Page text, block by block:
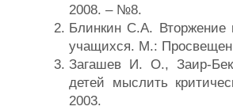
2008. – №8.
Блинкин С.А.
учащихся. М.:
Загашев И. О., Заир-
детей мыслить
2003.